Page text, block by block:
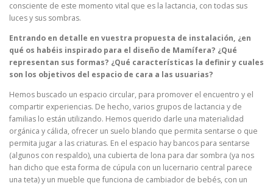
consciente de este momento vital que es la lactancia, con todas sus
luces y sus sombras.
Entrando en detalle en vuestra propuesta de instalación, ¿en
qué os habéis inspirado para el diseño de Mamífera? ¿Qué
representan sus formas? ¿Qué características la definir y cuales
son los objetivos del espacio de cara a las usuarias?
Hemos buscado un espacio circular, para promover el encuentro y el
compartir experiencias. De hecho, varios grupos de lactancia y de
familias lo están utilizando. Hemos querido darle una materialidad
orgánica y cálida, ofrecer un suelo blando que permita sentarse o que
permita jugar a las criaturas. En el espacio hay bancos para sentarse
(algunos con respaldo), una cubierta de lona para dar sombra (ya nos
han dicho que esta forma de cúpula con un lucernario central parece
una teta) y un mueble que funciona de cambiador de bebés, con un